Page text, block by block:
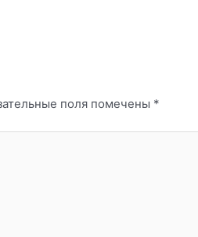
поля помечены *